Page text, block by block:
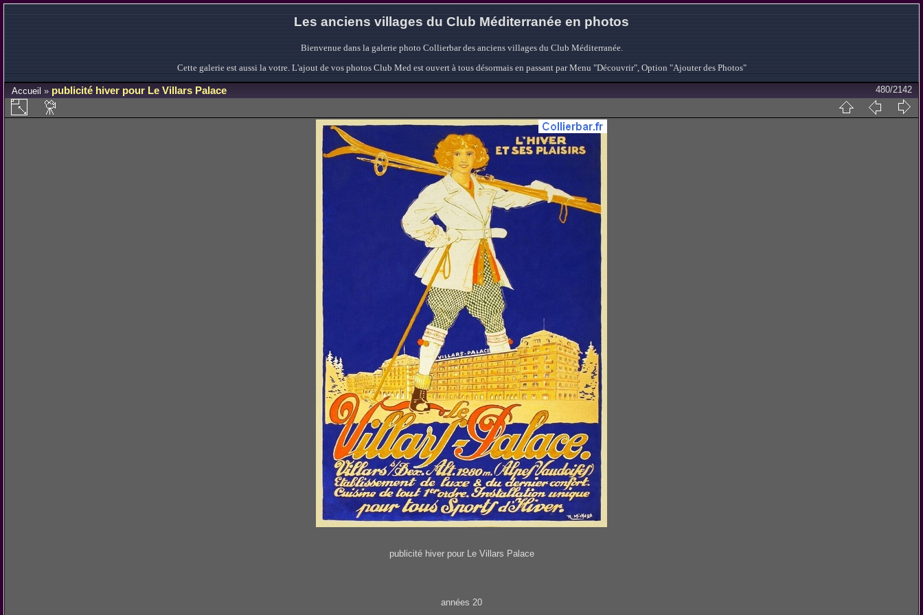
Les anciens villages du Club Méditerranée en photos
Bienvenue dans la galerie photo Collierbar des anciens villages du Club Méditerranée.
Cette galerie est aussi la votre. L'ajout de vos photos Club Med est ouvert à tous désormais en passant par Menu "Découvrir", Option "Ajouter des Photos"
Accueil » publicité hiver pour Le Villars Palace 480/2142
publicité hiver pour Le Villars Palace
années 20